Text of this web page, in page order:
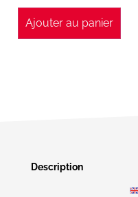
Ajouter au panier
Description